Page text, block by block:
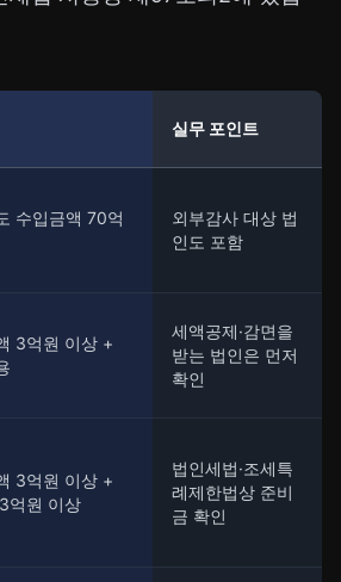
실무 포인트
수입금액 70억
외부감사 대상 법
인도 포함
3억원 이상 +
세액공제·감면을
받는 법인은 먼저
확인
3억원 이상 +
억원 이상
법인세법·조세특
례제한법상 준비
금 확인